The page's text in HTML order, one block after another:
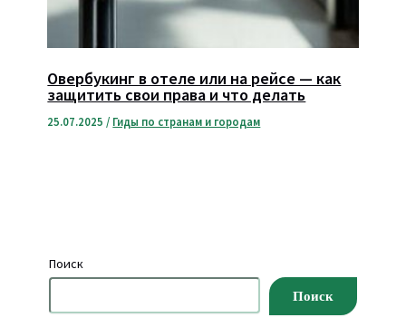
Овербукинг в отеле или на рейсе — как
защитить свои права и что делать
25.07.2025/ Гиды по странам и городам
Поиск
Поиск